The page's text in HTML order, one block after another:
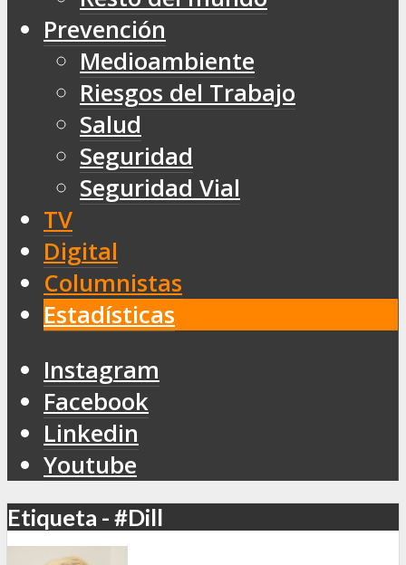
Prevención
Medioambiente
Riesgos del Trabajo
Salud
Seguridad
Seguridad Vial
TV
Digital
Columnistas
Estadísticas
Instagram
Facebook
Linkedin
Youtube
Etiqueta - #Dill